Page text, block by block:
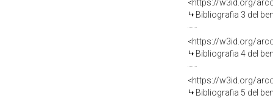
<https://w3id.org/
Bibliografia 3 del
<https://w3id.org/
Bibliografia 4 del
<https://w3id.org/
Bibliografia 5 del